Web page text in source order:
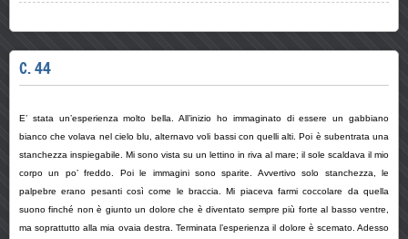
C. 44
E’ stata un’esperienza molto bella. All’inizio ho immaginato di essere un gabbiano
bianco che volava nel cielo blu, alternavo voli bassi con quelli alti. Poi è subentrata una
stanchezza inspiegabile. Mi sono vista su un lettino in riva al mare; il sole scaldava il mio
corpo un po’ freddo. Poi le immagini sono sparite. Avvertivo solo stanchezza, le
palpebre erano pesanti così come le braccia. Mi piaceva farmi coccolare da quella
suono finché non è giunto un dolore che è diventato sempre più forte al basso ventre,
ma soprattutto alla mia ovaia destra. Terminata l’esperienza il dolore è scemato. Adesso